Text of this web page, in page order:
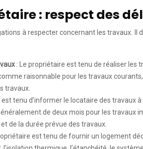
: respect des
à respecter concernant les
: Le propriétaire est tenu de réaliser les
raisonnable pour les travaux
travaux.
est tenu d’informer le locataire des travaux
de deux mois pour les
de la durée prévue des travaux.
est tenu de fournir un logement